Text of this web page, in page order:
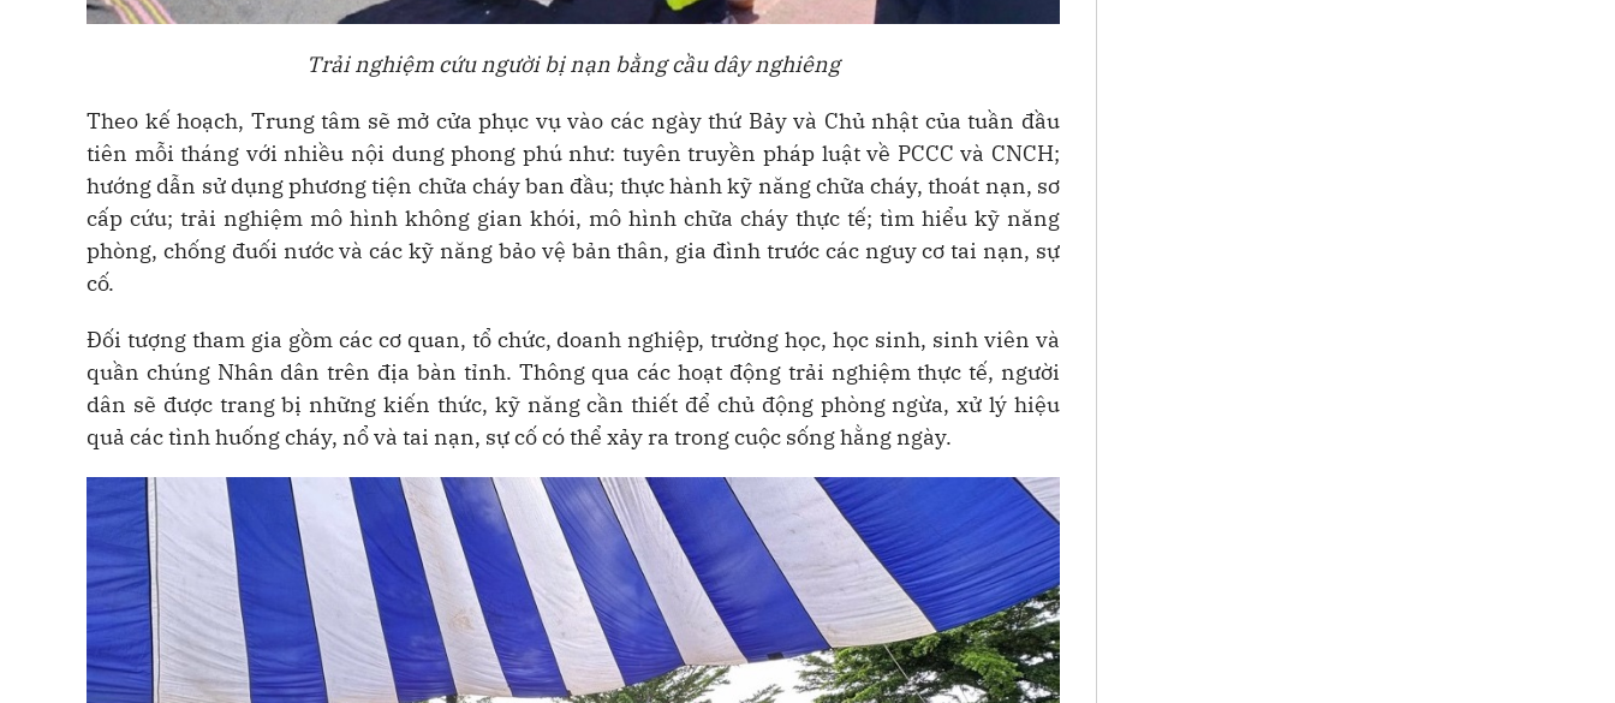
Trải nghiệm cứu người bị nạn bằng cầu dây nghiêng
Theo kế hoạch, Trung tâm sẽ mở cửa phục vụ vào các ngày thứ Bảy và Chủ nhật của tuần đầu
tiên mỗi tháng với nhiều nội dung phong phú như: tuyên truyền pháp luật về PCCC và CNCH;
hướng dẫn sử dụng phương tiện chữa cháy ban đầu; thực hành kỹ năng chữa cháy, thoát nạn, sơ
cấp cứu; trải nghiệm mô hình không gian khói, mô hình chữa cháy thực tế; tìm hiểu kỹ năng
phòng, chống đuối nước và các kỹ năng bảo vệ bản thân, gia đình trước các nguy cơ tai nạn, sự
cố.
Đối tượng tham gia gồm các cơ quan, tổ chức, doanh nghiệp, trường học, học sinh, sinh viên và
quần chúng Nhân dân trên địa bàn tỉnh. Thông qua các hoạt động trải nghiệm thực tế, người
dân sẽ được trang bị những kiến thức, kỹ năng cần thiết để chủ động phòng ngừa, xử lý hiệu
quả các tình huống cháy, nổ và tai nạn, sự cố có thể xảy ra trong cuộc sống hằng ngày.